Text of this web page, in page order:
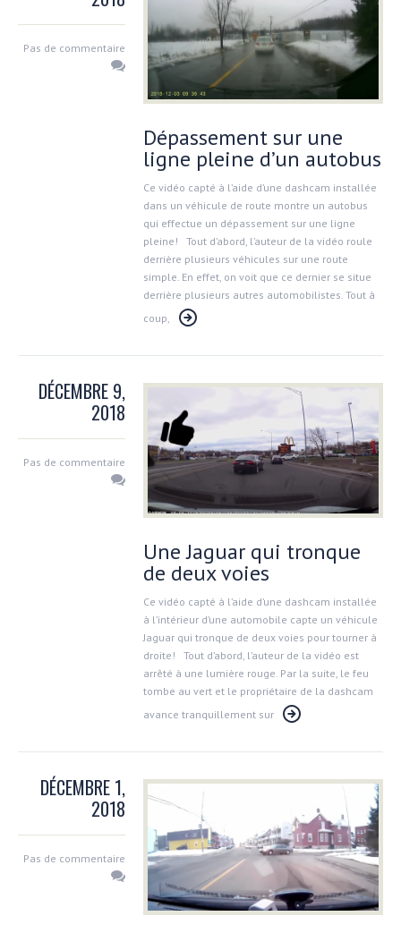
Pas de commentaire
Dépassement sur une
ligne pleine d’un autobus
Ce vidéo capté à l’aide d’une dashcam installée
dans un véhicule de route montre un autobus
qui effectue un dépassement sur une ligne
pleine! Tout d’abord, l’auteur de la vidéo roule
derrière plusieurs véhicules sur une route
simple. En effet, on voit que ce dernier se situe
derrière plusieurs autres automobilistes. Tout à
coup,
DÉCEMBRE 9,
2018
Pas de commentaire
Une Jaguar qui tronque
de deux voies
Ce vidéo capté à l’aide d’une dashcam installée
à l’intérieur d’une automobile capte un véhicule
Jaguar qui tronque de deux voies pour tourner à
droite! Tout d’abord, l’auteur de la vidéo est
arrêté à une lumière rouge. Par la suite, le feu
tombe au vert et le propriétaire de la dashcam
avance tranquillement sur
DÉCEMBRE 1,
2018
Pas de commentaire